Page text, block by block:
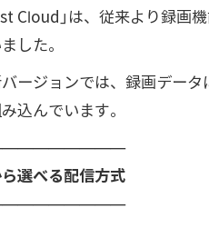
Cloud」は、従来より録
した。
ージョンでは、録画デー
込んでいます。
選べる配信方式